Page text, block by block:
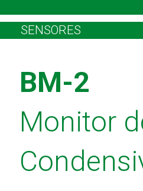
SENSORES
BM-2
Monitor